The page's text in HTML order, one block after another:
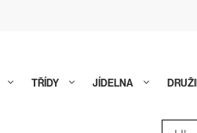
TŘÍDY JÍDELNA